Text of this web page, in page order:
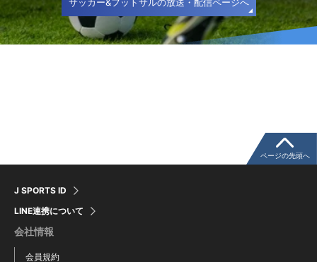
J SPORTS ID
LINE連携について
会社情報
会員規約
ページの先頭へ